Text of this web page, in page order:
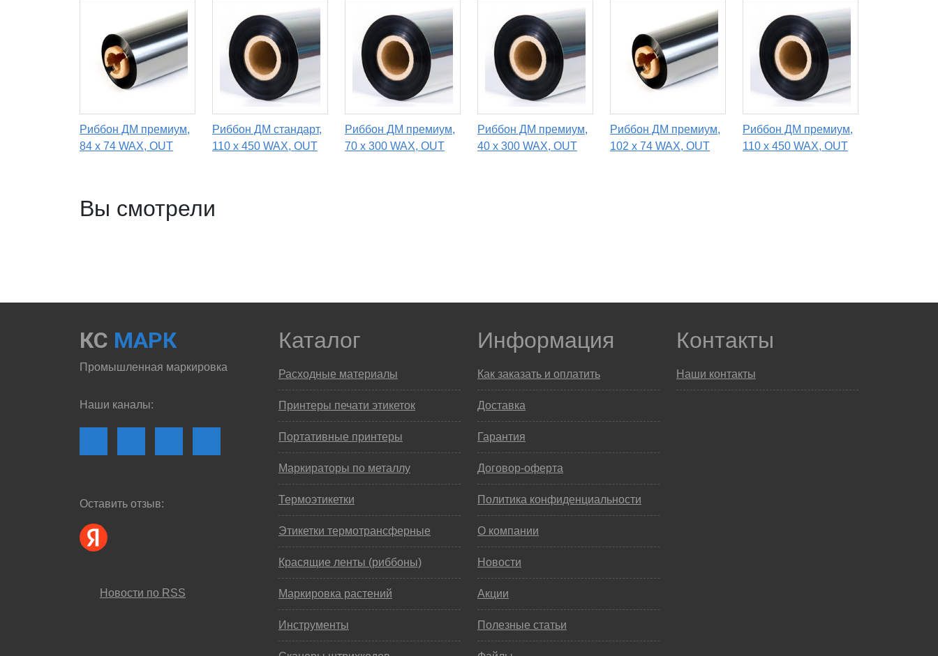
Риббон ДМ премиум,
84 х 74 WAX, OUT
Риббон ДМ стандарт,
110 х 450 WAX, OUT
Риббон ДМ премиум,
70 х 300 WAX, OUT
Риббон ДМ премиум,
40 х 300 WAX, OUT
Риббон ДМ премиум,
102 х 74 WAX, OUT
Риббон ДМ премиум,
110 х 450 WAX, OUT
Вы смотрели
КС МАРК
Промышленная маркировка
Наши каналы:
Оставить отзыв:
Новости по RSS
Каталог
Расходные материалы
Принтеры печати этикеток
Портативные принтеры
Маркираторы по металлу
Термоэтикетки
Этикетки термотрансферные
Красящие ленты (риббоны)
Маркировка растений
Инструменты
Информация
Как заказать и оплатить
Доставка
Гарантия
Договор-оферта
Политика конфиденциальности
О компании
Новости
Акции
Полезные статьи
Контакты
Наши контакты